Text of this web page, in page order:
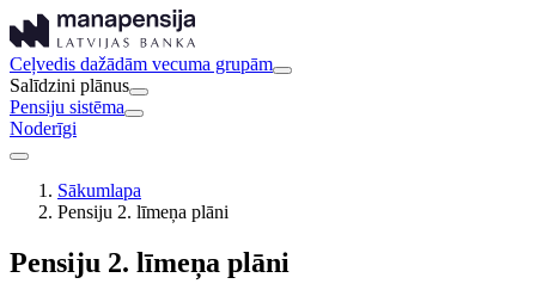
Ceļvedis dažādām vecuma grupām
Salīdzini plānus
Pensiju sistēma
Noderīgi
Sākumlapa
Pensiju 2. līmeņa plāni
Pensiju 2. līmeņa plāni